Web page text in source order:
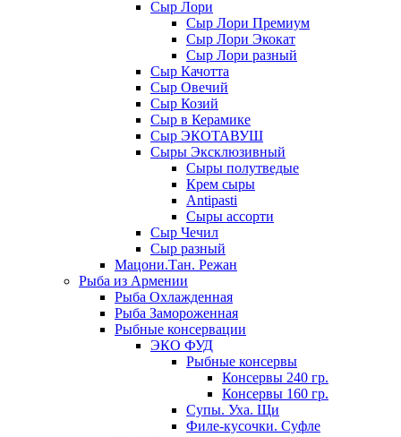
Сыр Лори
Сыр Лори Премиум
Сыр Лори Экокат
Сыр Лори разный
Сыр Качотта
Сыр Овечий
Сыр Козий
Сыр в Керамике
Сыр ЭКОТАВУШ
Сыры Эксклюзивный
Сыры полутведые
Крем сыры
Antipasti
Сыры ассорти
Сыр Чечил
Сыр разный
Мацони.Тан. Режан
Рыба из Армении
Рыба Охлажденная
Рыба Замороженная
Рыбные консервации
ЭКО ФУД
Рыбные консервы
Консервы 240 гр.
Консервы 160 гр.
Супы. Уха. Щи
Филе-кусочки. Суфле